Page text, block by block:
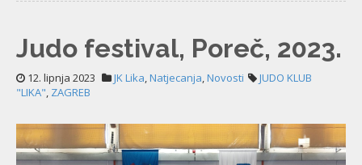
Judo festival, Poreč, 2023.
12. lipnja 2023 JK Lika,Natjecanja,Novosti
JUDO KLUB
"LIKA", ZAGREB